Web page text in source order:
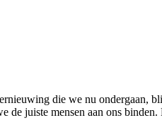
die we nu ondergaan,
juiste mensen aan ons